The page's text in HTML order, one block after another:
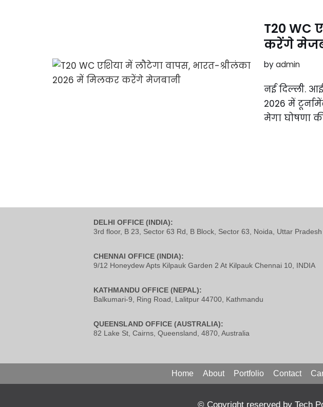
T20 WC
करेंगे
byadmin
नई दिल्ली.
2026 में
मेगा घोषणा
DELHI OFFICE (INDIA):
3rd floor, B 23, Sector 63 Rd, B Block, Sector 63, Noida, Uttar
CHENNAI OFFICE (INDIA):
9/12 Honeydew Apts Kilpauk Garden 2 At Kilpauk Chennai 10, INDIA
KATHMANDU OFFICE (NEPAL):
Balkumari-9, Ring Road, Lalitpur 44700, Kathmandu
QUEENSLAND OFFICE (AUSTRALIA):
82 Lake St, Cairns, Queensland, 4870, Australia
Home About Portfolio Contact
© Copyright reserved by Tech